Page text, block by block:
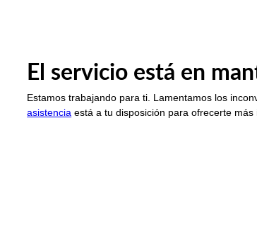
El servicio está en
Estamos trabajando para ti. Lamentamos los
asistencia está a tu disposición para ofrecerte más